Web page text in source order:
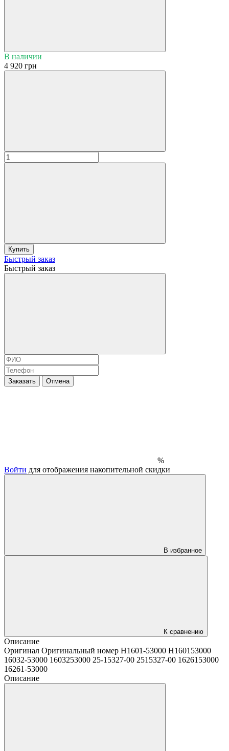
В наличии
4 920 грн
Купить
Быстрый заказ
Быстрый заказ
Заказать Отмена
%
Войти для отображения накопительной скидки
В избранное
К сравнению
Описание
Оригинал Оригинальный номер H1601-53000 H160153000
16032-53000 1603253000 25-15327-00 2515327-00 1626153000
16261-53000
Описание